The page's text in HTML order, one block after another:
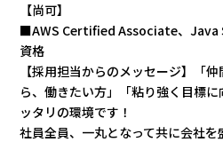
【尚可】
■AWS Certified Associate、Java
資格
【採用担当からのメッセージ】「
ら、働きたい方」「粘り強く目標
ッタリの環境です！
社員全員、一丸となって共に会社